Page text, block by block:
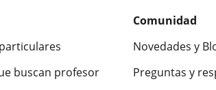
buscan profesor
Comunidad
Novedades y
Preguntas y